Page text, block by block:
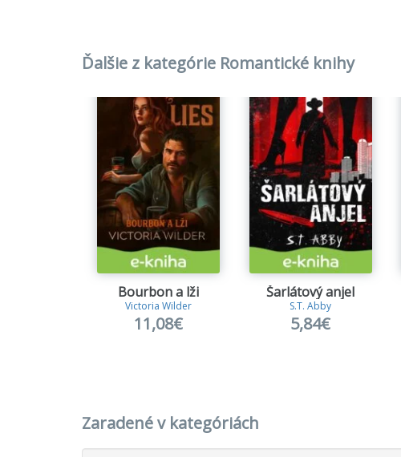
Ďalšie z kategórie Romantické knihy
Bourbon a lži
Victoria Wilder
11,08€
Šarlátový anjel
S.T. Abby
5,84€
Zaradené v kategóriách